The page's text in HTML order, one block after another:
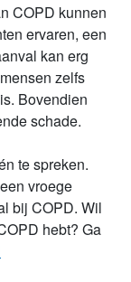
COPD kunnen
ervaren, een
kan erg
zelfs
Bovendien
schade.
te spreken.
vroege
bij COPD. Wil
hebt? Ga